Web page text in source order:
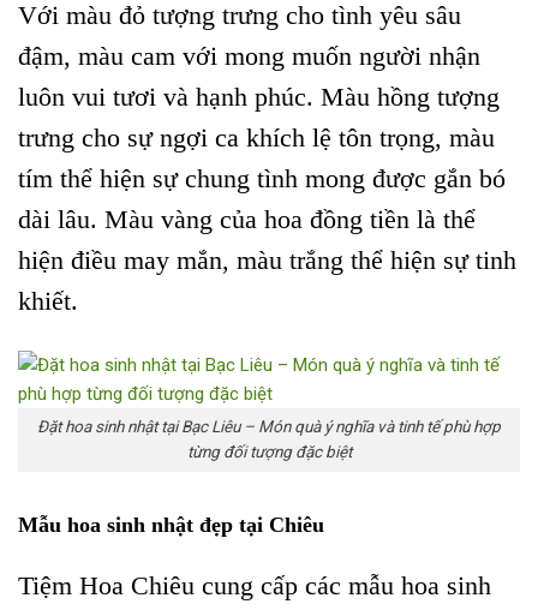
Với màu đỏ tượng trưng cho tình yêu sâu
đậm, màu cam với mong muốn người nhận
luôn vui tươi và hạnh phúc. Màu hồng tượng
trưng cho sự ngợi ca khích lệ tôn trọng, màu
tím thể hiện sự chung tình mong được gắn bó
dài lâu. Màu vàng của hoa đồng tiền là thể
hiện điều may mắn, màu trắng thể hiện sự tinh
khiết.
Đặt hoa sinh nhật tại Bạc Liêu – Món quà ý nghĩa và tinh tế phù hợp
từng đối tượng đặc biệt
Mẫu hoa sinh nhật đẹp tại Chiêu
Tiệm Hoa Chiêu cung cấp các mẫu hoa sinh